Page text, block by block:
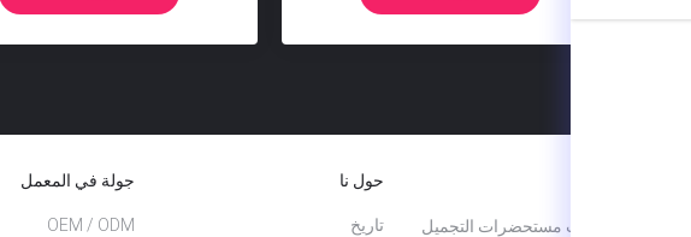
برطمانات مستحضرات التجميل
حول نا
تاريخ
جولة في المعمل
OEM / ODM